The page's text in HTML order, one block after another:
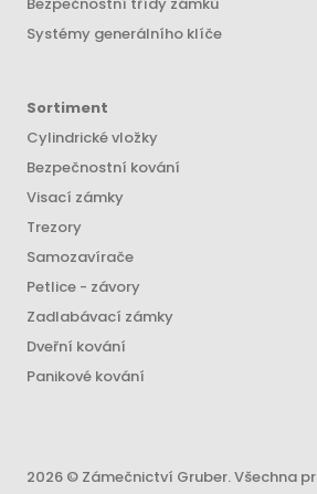
Systémy generálního klíče
Sortiment
Cylindrické vložky
Bezpečnostní kování
Visací zámky
Trezory
Samozavírače
Petlice - závory
Zadlabávací zámky
Dveřní kování
Panikové kování
2026 © Zámečnictví Gruber. Všechna